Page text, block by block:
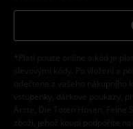
*Platí pouze online a kód je
slevovými kódy. Po vložení a
odečtena z vašeho
vstupenky, dárkové poukazy,
Ärzte, Die Toten Hosen, Feine
zboží, jehož koupí podpoříte